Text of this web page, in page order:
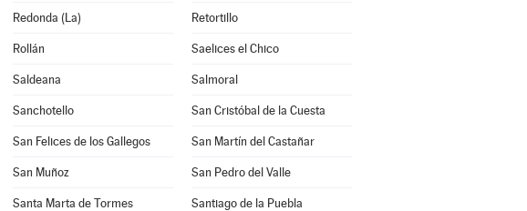
Redonda (La) Retortillo
Rollán Saelices el Chico
Saldeana Salmoral
Sanchotello San Cristóbal de la Cuesta
San Felices de los Gallegos San Martín del Castañar
San Muñoz San Pedro del Valle
Santa Marta de Tormes Santiago de la Puebla